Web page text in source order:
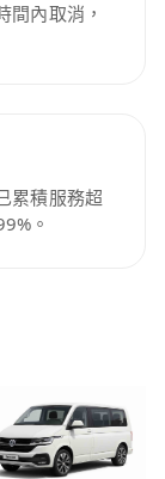
間內取消，
累積服務超
。